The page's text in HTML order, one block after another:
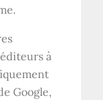
à
Google,